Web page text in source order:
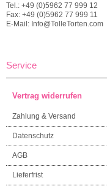
Tel.: +49 (0)5962 77 999 12
Fax: +49 (0)5962 77 999 11
E-Mail: Info@TolleTorten.com
Service
Vertrag widerrufen
Zahlung & Versand
Datenschutz
AGB
Lieferfrist